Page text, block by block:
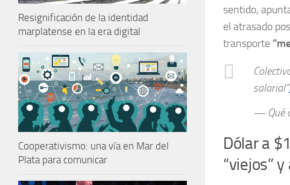
sentido,
el atrasado
transporte
salarial”
— Qué
Dólar a
“viejos”
Resignificación de la identidad
marplatense en la era digital
Cooperativismo: una vía en Mar del
Plata para comunicar